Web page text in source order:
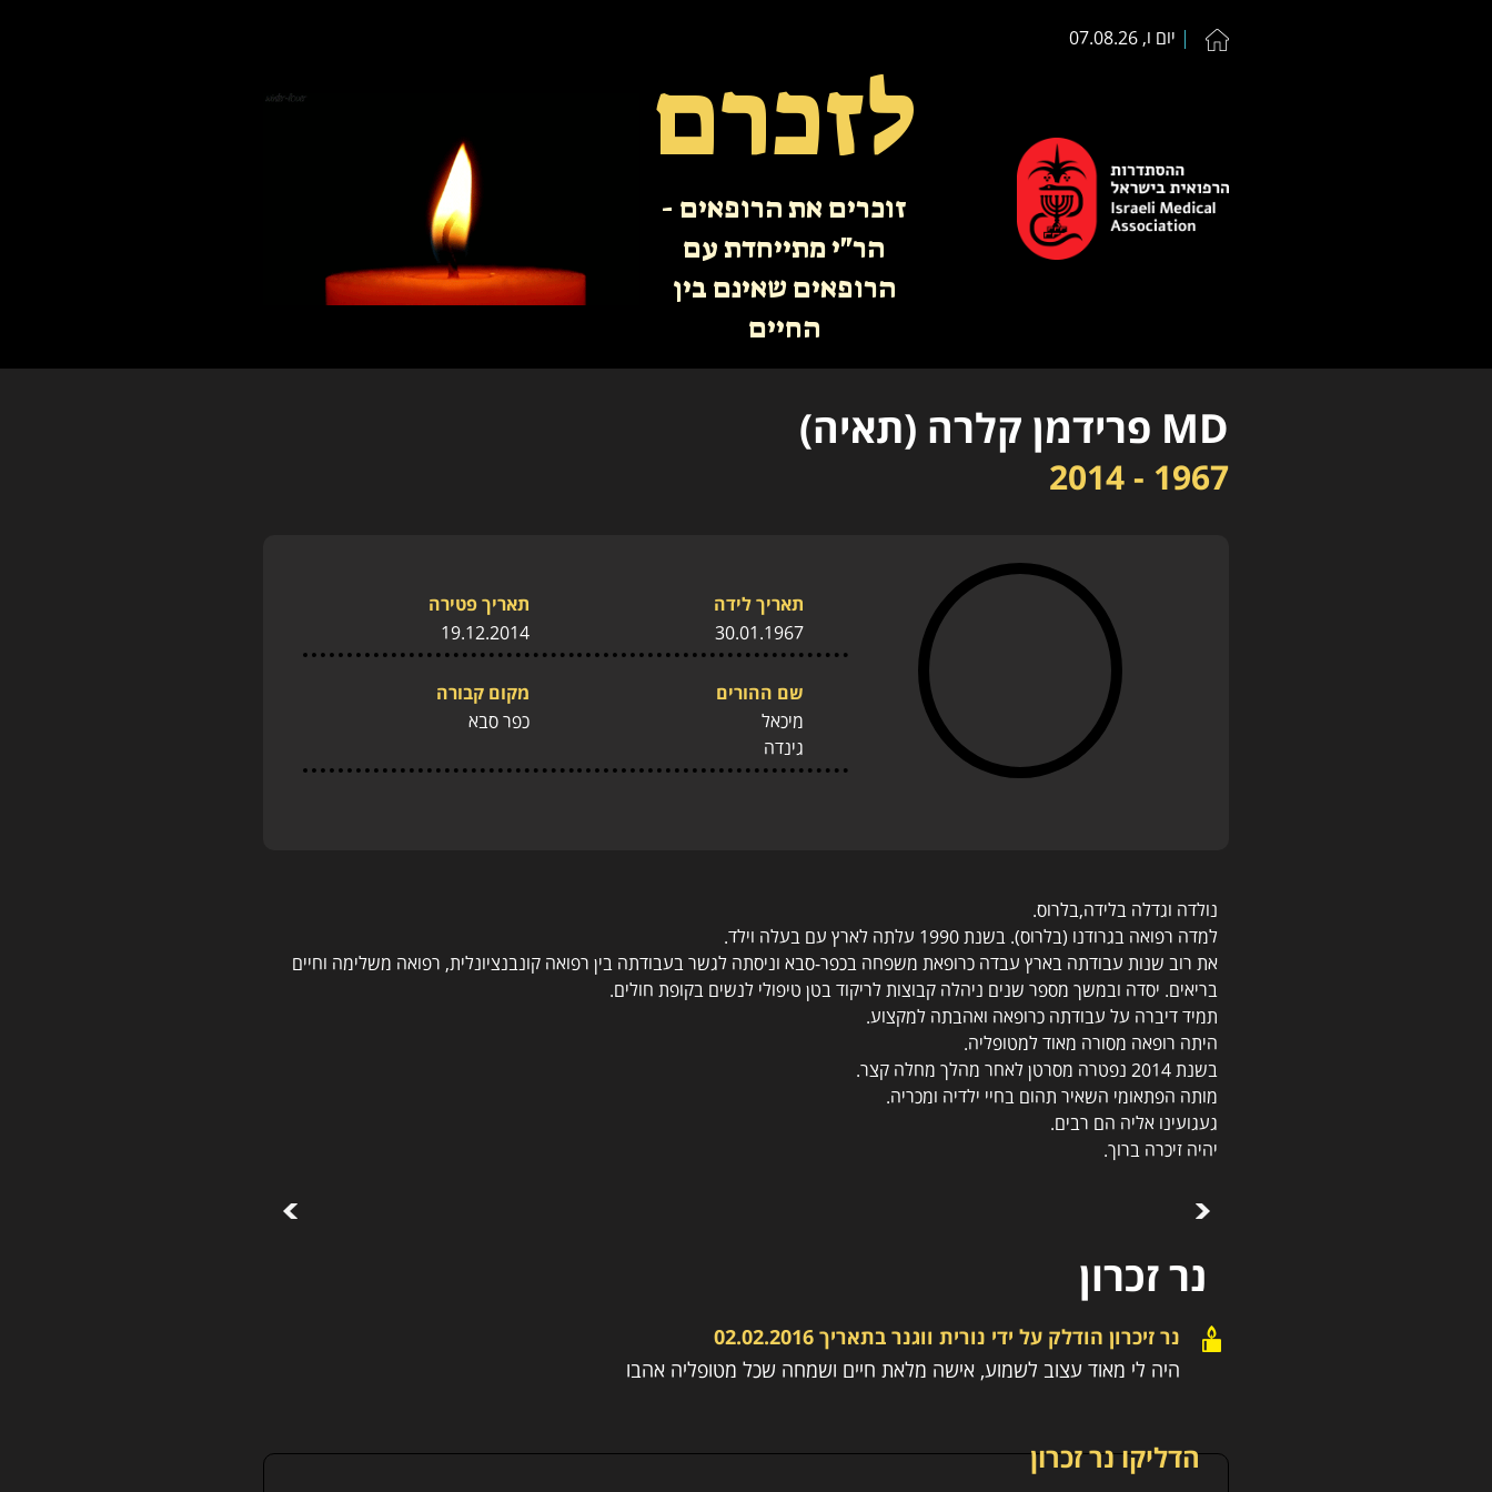
יום ו, 07.08.26
לזכרם
זוכרים את הרופאים -
הר"י מתייחדת עם
הרופאים שאינם בין
החיים
MD פרידמן קלרה (תאיה)
1967 - 2014
תאריך לידה
30.01.1967
תאריך פטירה
19.12.2014
שם ההורים
מיכאל
גינדה
מקום קבורה
כפר סבא
נולדה וגדלה בלידה,בלרוס.
למדה רפואה בגרודנו (בלרוס). בשנת 1990 עלתה לארץ עם בעלה וילד.
את רוב שנות עבודתה בארץ עבדה כרופאת משפחה בכפר-סבא וניסתה לגשר בעבודתה בין רפואה קונבנציונלית, רפואה משלימה וחיים
בריאים. יסדה ובמשך מספר שנים ניהלה קבוצות לריקוד בטן טיפולי לנשים בקופת חולים.
תמיד דיברה על עבודתה כרופאה ואהבתה למקצוע.
היתה רופאה מסורה מאוד למטופליה.
בשנת 2014 נפטרה מסרטן לאחר מהלך מחלה קצר.
מותה הפתאומי השאיר תהום בחיי ילדיה ומכריה.
געגועינו אליה הם רבים.
יהיה זיכרה ברוך.
נר זכרון
נר זיכרון הודלק על ידי נורית ווגנר בתאריך 02.02.2016
היה לי מאוד עצוב לשמוע, אישה מלאת חיים ושמחה שכל מטופליה אהבו
הדליקו נר זכרון